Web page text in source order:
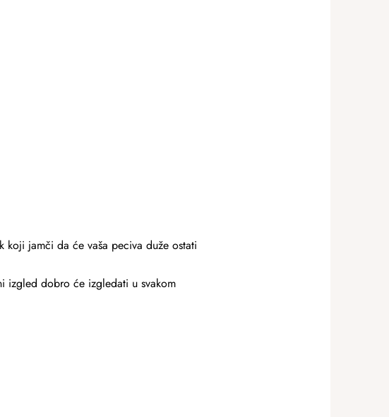
koji jamči da će vaša peciva duže ostati
izgled dobro će izgledati u svakom